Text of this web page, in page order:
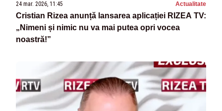
24 mar. 2026, 11:45 Actualitate
Cristian Rizea anunță lansarea aplicației RIZEA TV:
„Nimeni și nimic nu va mai putea opri vocea
noastră!”